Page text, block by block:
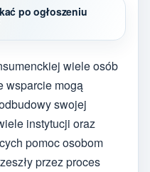
po ogłoszeniu
wiele osób
wsparcie mogą
swojej
instytucji oraz
pomoc osobom
przez proces